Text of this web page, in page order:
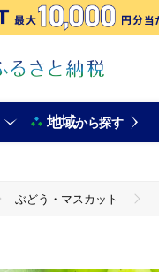
地域から探す
ぶどう・マスカット